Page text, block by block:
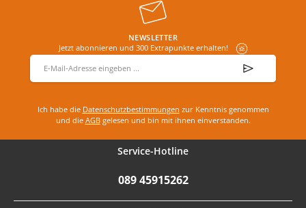
NEWSLETTER
Jetzt abonnieren und 300 Extrapunkte erhalten!
E-Mail-Adresse
Ich habe die Datenschutzbestimmungen zur Kenntnis genommen
und die AGBgelesen und bin mit ihnen einverstanden.
Service-Hotline
089 45915262